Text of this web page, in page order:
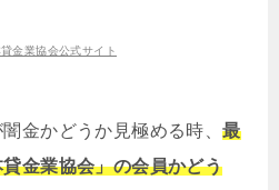
金業協会公式サイト
金かどうか見極める時、最
金業協会」の会員かどう